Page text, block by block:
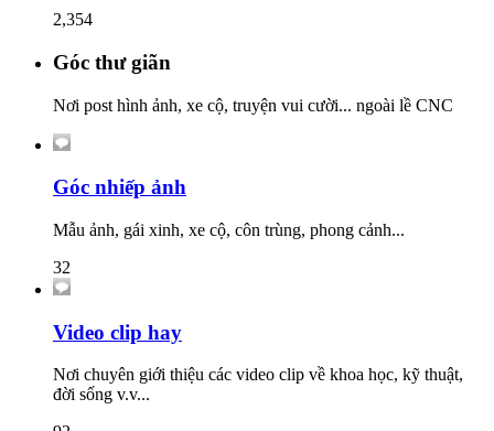
2,354
Góc thư giãn
Nơi post hình ảnh, xe cộ, truyện vui cười... ngoài lề CNC
Góc nhiếp ảnh
Mẫu ảnh, gái xinh, xe cộ, côn trùng, phong cảnh...
32
Video clip hay
Nơi chuyên giới thiệu các video clip về khoa học, kỹ thuật,
đời sống v.v...